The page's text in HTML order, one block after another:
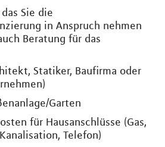
Sie die
in Anspruch nehmen
Beratung für das
Statiker, Baufirma oder
Garten
für Hausanschlüsse (Gas,
Telefon)